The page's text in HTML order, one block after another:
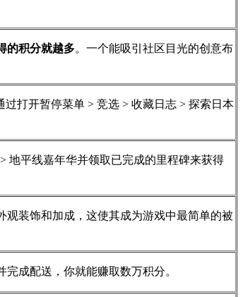
的积分就越多。一个能吸引社区目光的创意布
打开暂停菜单 > 竞选 > 收藏日志 > 探索日本
地平线嘉年华并领取已完成的里程碑来获得
装饰和加成，这使其成为游戏中最简单的被
成配送，你就能赚取数万积分。